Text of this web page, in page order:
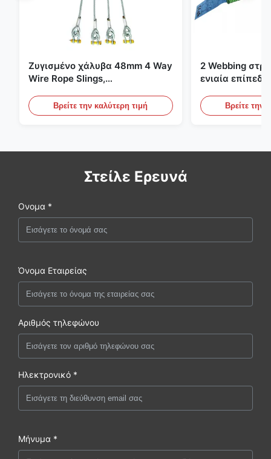
Ζυγισμένο χάλυβα 48mm 4 Way
Wire Rope Slings,
Βρείτε την καλύτερη τιμή
2 Webbing
ενιαία
ανυψωτικές
Βρείτε την
Στείλε Ερευνά
Ονομα *
Όνομα Εταιρείας
Αριθμός τηλεφώνου
Ηλεκτρονικό *
Μήνυμα *